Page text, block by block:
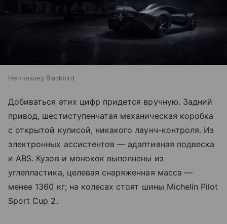
Hennessey Blackbird
Добиваться этих цифр придется вручную. Задний
привод, шестиступенчатая механическая коробка
с открытой кулисой, никакого лаунч-контроля. Из
электронных ассистентов — адаптивная подвеска
и ABS. Кузов и монокок выполнены из
углепластика, целевая снаряженная масса —
менее 1360 кг; на колесах стоят шины Michelin Pilot
Sport Cup 2.